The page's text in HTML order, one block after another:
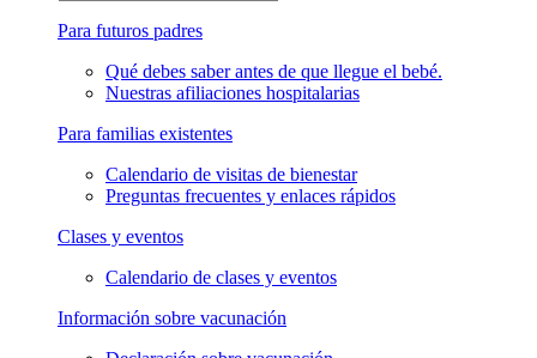
Para futuros padres
Qué debes saber antes de que llegue el bebé.
Nuestras afiliaciones hospitalarias
Para familias existentes
Calendario de visitas de bienestar
Preguntas frecuentes y enlaces rápidos
Clases y eventos
Calendario de clases y eventos
Información sobre vacunación